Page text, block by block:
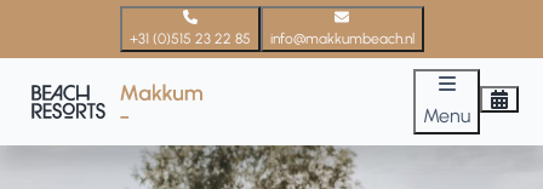
+31 (0)515 23 22 85 info@makkumbeach.nl
Menu